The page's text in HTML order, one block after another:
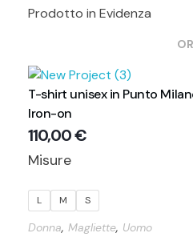
Prodotto in Evidenza
T-shirt unisex in Punto
Iron-on
110,00€
Misure
L M S
Donna, Magliette, Uomo